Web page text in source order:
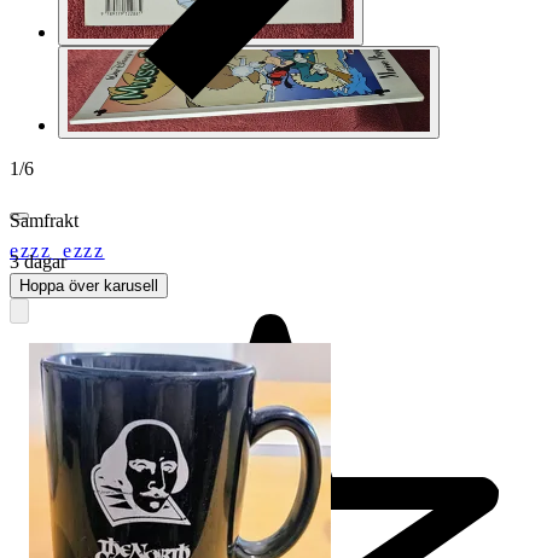
1/6
ezzz_ezzz
Samfrakt
3 dagar
Hoppa över karusell